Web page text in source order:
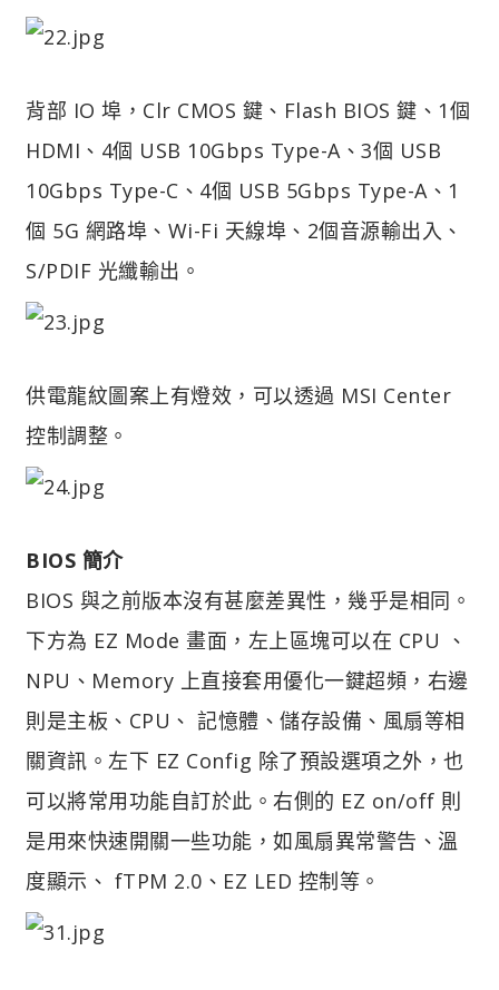
背部 IO 埠，Clr CMOS 鍵、Flash BIOS 鍵、1個
HDMI、4個 USB 10Gbps Type-A、3個 USB
10Gbps Type-C、4個 USB 5Gbps Type-A、1
個 5G 網路埠、Wi-Fi 天線埠、2個音源輸出入、
S/PDIF 光纖輸出。
供電龍紋圖案上有燈效，可以透過 MSI Center
控制調整。
BIOS 簡介
BIOS 與之前版本沒有甚麼差異性，幾乎是相同。
下方為 EZ Mode 畫面，左上區塊可以在 CPU 、
NPU、Memory 上直接套用優化一鍵超頻，右邊
則是主板、CPU、 記憶體、儲存設備、風扇等相
關資訊。左下 EZ Config 除了預設選項之外，也
可以將常用功能自訂於此。右側的 EZ on/off 則
是用來快速開關一些功能，如風扇異常警告、溫
度顯示、 fTPM 2.0、EZ LED 控制等。